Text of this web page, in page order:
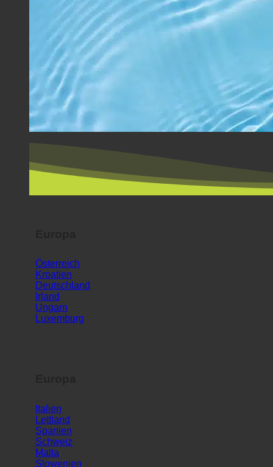
Österreich
Kroatien
Deutschland
Irland
Ungarn
Luxemburg
Italien
Lettland
Spanien
Schweiz
Malta
Slowenien